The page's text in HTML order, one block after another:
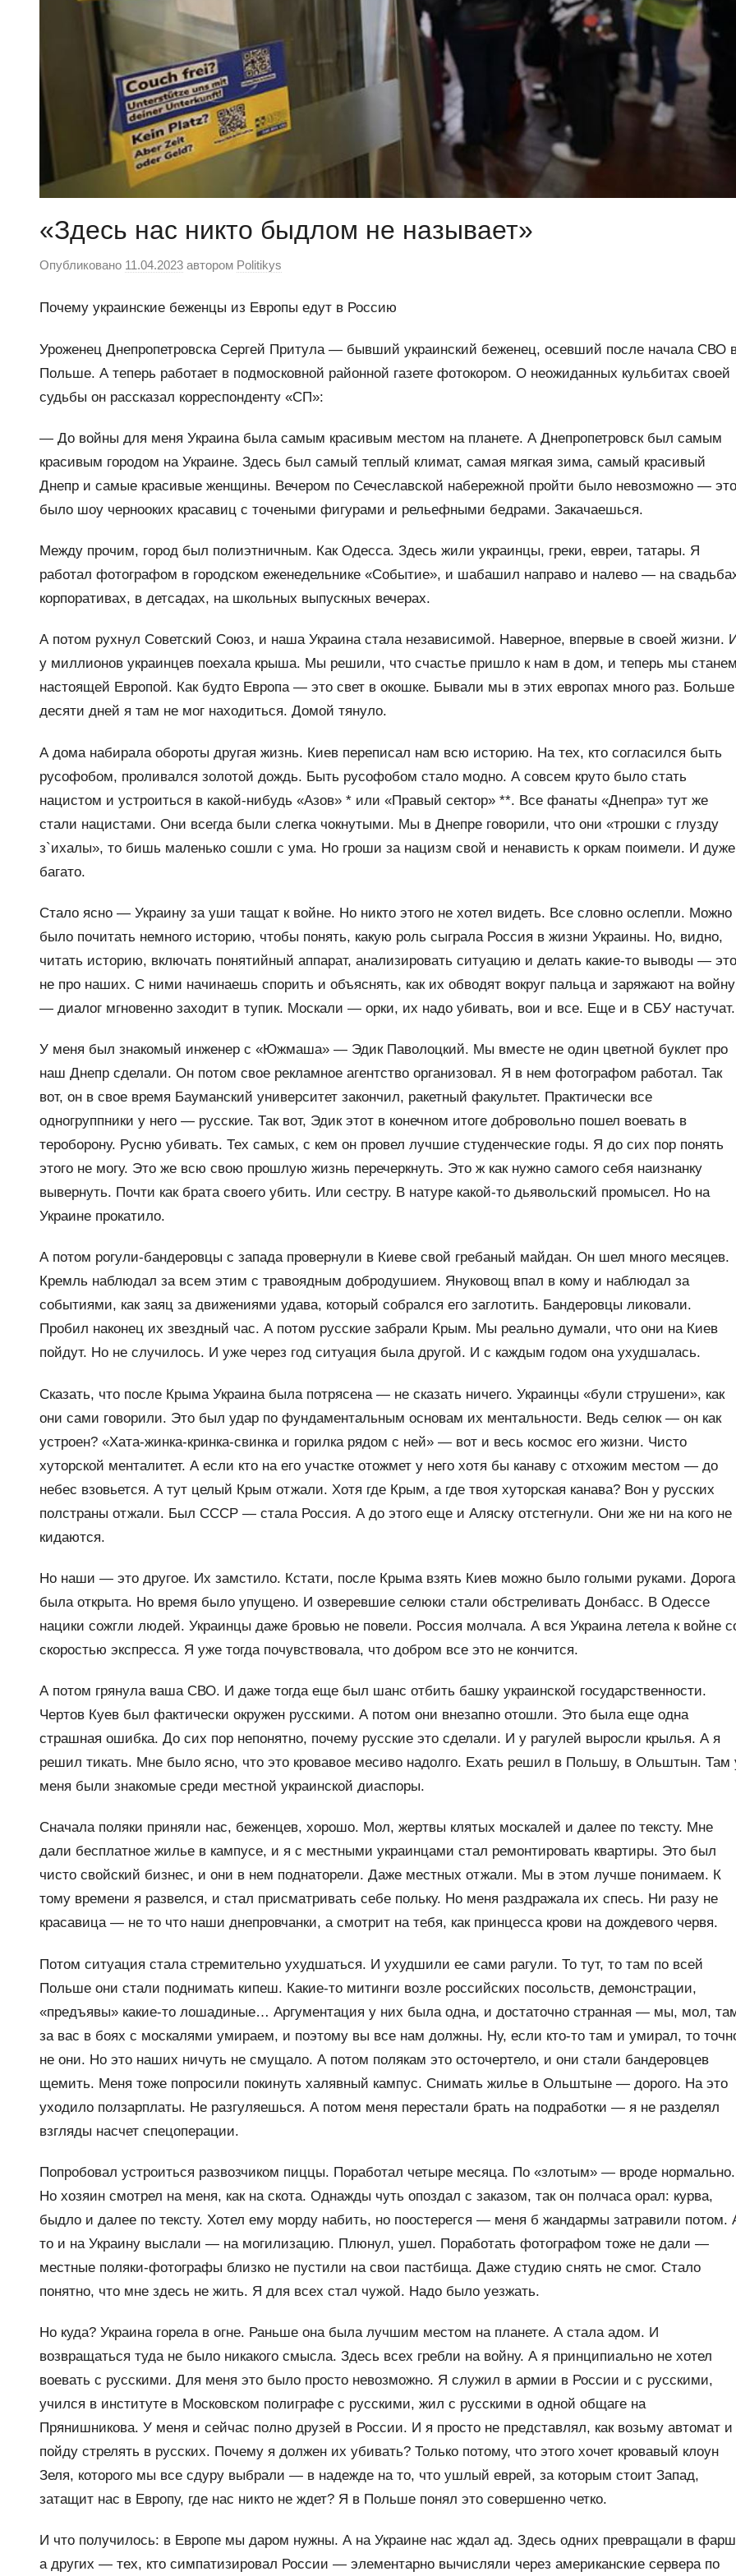
«Здесь нас никто быдлом не называет»
Опубликовано 11.04.2023 автором Politikys
Почему украинские беженцы из Европы едут в Россию
Уроженец Днепропетровска Сергей Притула — бывший украинский беженец, осевший после начала СВО
Польше. А теперь работает в подмосковной районной газете фотокором. О неожиданных кульбитах своей
судьбы он рассказал корреспонденту «СП»:
— До войны для меня Украина была самым красивым местом на планете. А Днепропетровск был самым
красивым городом на Украине. Здесь был самый теплый климат, самая мягкая зима, самый красивый
Днепр и самые красивые женщины. Вечером по Сечеславской набережной пройти было невозможно — это
было шоу чернооких красавиц с точеными фигурами и рельефными бедрами. Закачаешься.
Между прочим, город был полиэтничным. Как Одесса. Здесь жили украинцы, греки, евреи, татары. Я
работал фотографом в городском еженедельнике «Событие», и шабашил направо и налево — на
корпоративах, в детсадах, на школьных выпускных вечерах.
А потом рухнул Советский Союз, и наша Украина стала независимой. Наверное, впервые в своей жизни.
у миллионов украинцев поехала крыша. Мы решили, что счастье пришло к нам в дом, и теперь мы
настоящей Европой. Как будто Европа — это свет в окошке. Бывали мы в этих европах много раз. Больше
десяти дней я там не мог находиться. Домой тянуло.
А дома набирала обороты другая жизнь. Киев переписал нам всю историю. На тех, кто согласился быть
русофобом, проливался золотой дождь. Быть русофобом стало модно. А совсем круто было стать
нацистом и устроиться в какой-нибудь «Азов» * или «Правый сектор» **. Все фанаты «Днепра» тут же
стали нацистами. Они всегда были слегка чокнутыми. Мы в Днепре говорили, что они «трошки с глузду
з`ихалы», то бишь маленько сошли с ума. Но гроши за нацизм свой и ненависть к оркам поимели. И дуже
багато.
Стало ясно — Украину за уши тащат к войне. Но никто этого не хотел видеть. Все словно ослепли. Можно
было почитать немного историю, чтобы понять, какую роль сыграла Россия в жизни Украины. Но, видно,
читать историю, включать понятийный аппарат, анализировать ситуацию и делать какие-то выводы — это
не про наших. С ними начинаешь спорить и объяснять, как их обводят вокруг пальца и заряжают на войну
— диалог мгновенно заходит в тупик. Москали — орки, их надо убивать, вои и все. Еще и в СБУ настучат.
У меня был знакомый инженер с «Южмаша» — Эдик Паволоцкий. Мы вместе не один цветной буклет про
наш Днепр сделали. Он потом свое рекламное агентство организовал. Я в нем фотографом работал. Так
вот, он в свое время Бауманский университет закончил, ракетный факультет. Практически все
одногруппники у него — русские. Так вот, Эдик этот в конечном итоге добровольно пошел воевать в
тероборону. Русню убивать. Тех самых, с кем он провел лучшие студенческие годы. Я до сих пор понять
этого не могу. Это же всю свою прошлую жизнь перечеркнуть. Это ж как нужно самого себя наизнанку
вывернуть. Почти как брата своего убить. Или сестру. В натуре какой-то дьявольский промысел. Но на
Украине прокатило.
А потом рогули-бандеровцы с запада провернули в Киеве свой гребаный майдан. Он шел много месяцев.
Кремль наблюдал за всем этим с травоядным добродушием. Януковощ впал в кому и наблюдал за
событиями, как заяц за движениями удава, который собрался его заглотить. Бандеровцы ликовали.
Пробил наконец их звездный час. А потом русские забрали Крым. Мы реально думали, что они на Киев
пойдут. Но не случилось. И уже через год ситуация была другой. И с каждым годом она ухудшалась.
Сказать, что после Крыма Украина была потрясена — не сказать ничего. Украинцы «були струшени», как
они сами говорили. Это был удар по фундаментальным основам их ментальности. Ведь селюк — он как
устроен? «Хата-жинка-кринка-свинка и горилка рядом с ней» — вот и весь космос его жизни. Чисто
хуторской менталитет. А если кто на его участке отожмет у него хотя бы канаву с отхожим местом — до
небес взовьется. А тут целый Крым отжали. Хотя где Крым, а где твоя хуторская канава? Вон у русских
полстраны отжали. Был СССР — стала Россия. А до этого еще и Аляску отстегнули. Они же ни на кого не
кидаются.
Но наши — это другое. Их замстило. Кстати, после Крыма взять Киев можно было голыми руками. Дорога
была открыта. Но время было упущено. И озверевшие селюки стали обстреливать Донбасс. В Одессе
нацики сожгли людей. Украинцы даже бровью не повели. Россия молчала. А вся Украина летела к войне
скоростью экспресса. Я уже тогда почувствовала, что добром все это не кончится.
А потом грянула ваша СВО. И даже тогда еще был шанс отбить башку украинской государственности.
Чертов Куев был фактически окружен русскими. А потом они внезапно отошли. Это была еще одна
страшная ошибка. До сих пор непонятно, почему русские это сделали. И у рагулей выросли крылья. А я
решил тикать. Мне было ясно, что это кровавое месиво надолго. Ехать решил в Польшу, в Ольштын. Там
меня были знакомые среди местной украинской диаспоры.
Сначала поляки приняли нас, беженцев, хорошо. Мол, жертвы клятых москалей и далее по тексту. Мне
дали бесплатное жилье в кампусе, и я с местными украинцами стал ремонтировать квартиры. Это был
чисто свойский бизнес, и они в нем поднаторели. Даже местных отжали. Мы в этом лучше понимаем. К
тому времени я развелся, и стал присматривать себе польку. Но меня раздражала их спесь. Ни разу не
красавица — не то что наши днепровчанки, а смотрит на тебя, как принцесса крови на дождевого червя.
Потом ситуация стала стремительно ухудшаться. И ухудшили ее сами рагули. То тут, то там по всей
Польше они стали поднимать кипеш. Какие-то митинги возле российских посольств, демонстрации,
«предъявы» какие-то лошадиные… Аргументация у них была одна, и достаточно странная — мы, мол,
за вас в боях с москалями умираем, и поэтому вы все нам должны. Ну, если кто-то там и умирал, то
не они. Но это наших ничуть не смущало. А потом полякам это осточертело, и они стали бандеровцев
щемить. Меня тоже попросили покинуть халявный кампус. Снимать жилье в Ольштыне — дорого. На это
уходило ползарплаты. Не разгуляешься. А потом меня перестали брать на подработки — я не разделял
взгляды насчет спецоперации.
Попробовал устроиться развозчиком пиццы. Поработал четыре месяца. По «злотым» — вроде нормально.
Но хозяин смотрел на меня, как на скота. Однажды чуть опоздал с заказом, так он полчаса орал: курва,
быдло и далее по тексту. Хотел ему морду набить, но поостерегся — меня б жандармы затравили потом.
то и на Украину выслали — на могилизацию. Плюнул, ушел. Поработать фотографом тоже не дали —
местные поляки-фотографы близко не пустили на свои пастбища. Даже студию снять не смог. Стало
понятно, что мне здесь не жить. Я для всех стал чужой. Надо было уезжать.
Но куда? Украина горела в огне. Раньше она была лучшим местом на планете. А стала адом. И
возвращаться туда не было никакого смысла. Здесь всех гребли на войну. А я принципиально не хотел
воевать с русскими. Для меня это было просто невозможно. Я служил в армии в России и с русскими,
учился в институте в Московском полиграфе с русскими, жил с русскими в одной общаге на
Прянишникова. У меня и сейчас полно друзей в России. И я просто не представлял, как возьму автомат и
пойду стрелять в русских. Почему я должен их убивать? Только потому, что этого хочет кровавый клоун
Зеля, которого мы все сдуру выбрали — в надежде на то, что ушлый еврей, за которым стоит Запад,
затащит нас в Европу, где нас никто не ждет? Я в Польше понял это совершенно четко.
И что получилось: в Европе мы даром нужны. А на Украине нас ждал ад. Здесь одних превращали в
а других — тех, кто симпатизировал России — элементарно вычисляли через американские сервера по